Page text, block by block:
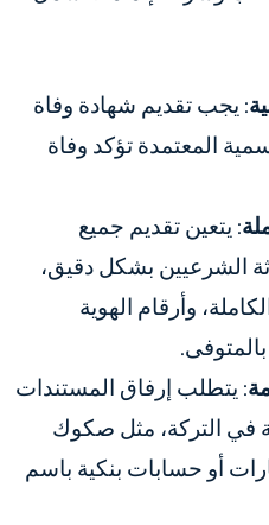
: يجب تقديم شهادة وفاة
المعتمدة تؤكد وفاة
: يتعين تقديم جميع
الشرعيين بشكل دقيق،
وأرقام الهوية
: يتطلب إرفاق المستندات
في التركة، مثل صكوك
أو حسابات بنكية باسم